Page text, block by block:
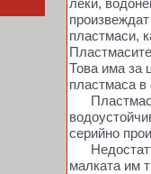
леки,
пластмаси,
Това има за
пластмаса
серийно
малката им